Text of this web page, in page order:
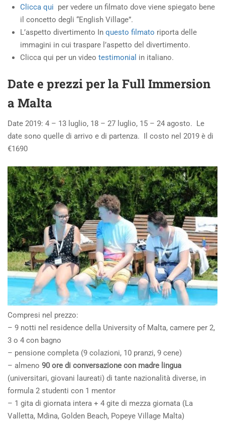
Clicca qui per vedere un filmato dove viene spiegato bene
il concetto degli “English Village”.
L’aspetto divertimento In questo filmato riporta delle
immagini in cui traspare l’aspetto del divertimento.
Clicca qui per un video testimonial in italiano.
Date e prezzi per la Full Immersion
a Malta
Date 2019: 4 – 13 luglio, 18 – 27 luglio, 15 – 24 agosto. Le
date sono quelle di arrivo e di partenza. Il costo nel 2019 è di
€1690
Compresi nel prezzo:
– 9 notti nel residence della University of Malta, camere per 2,
3 o 4 con bagno
– pensione completa (9 colazioni, 10 pranzi, 9 cene)
– almeno 90 ore di conversazione con madre lingua
(universitari, giovani laureati) di tante nazionalità diverse, in
formula 2 studenti con 1 mentor
– 1 gita di giornata intera + 4 gite di mezza giornata (La
Valletta, Mdina, Golden Beach, Popeye Village Malta)